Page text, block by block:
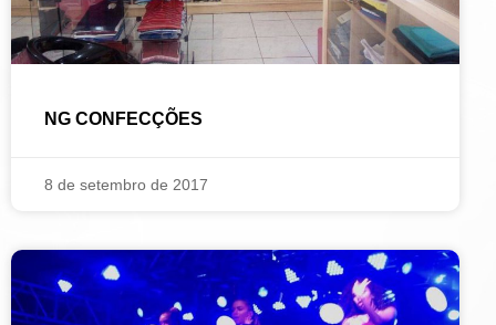
NG CONFECÇÕES
8 de setembro de 2017